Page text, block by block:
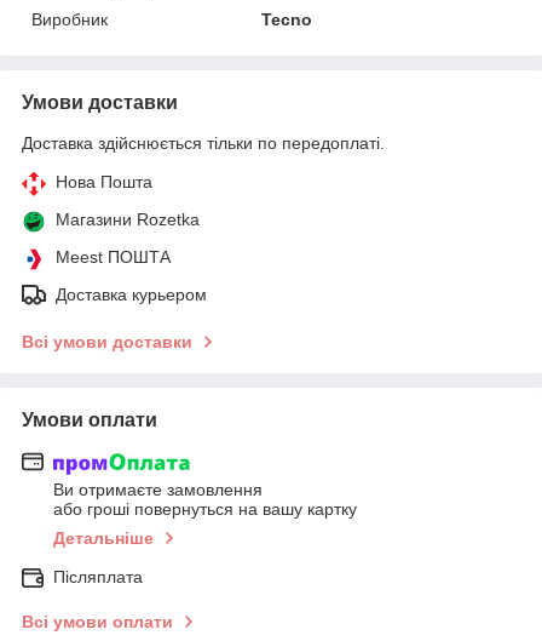
Виробник
Tecno
Умови доставки
Доставка здійснюється тільки по передоплаті.
Нова Пошта
Магазини Rozetka
Meest ПОШТА
Доставка курьером
Всі умови доставки
Умови оплати
Ви отримаєте замовлення
або гроші повернуться на вашу картку
Детальніше
Післяплата
Всі умови оплати